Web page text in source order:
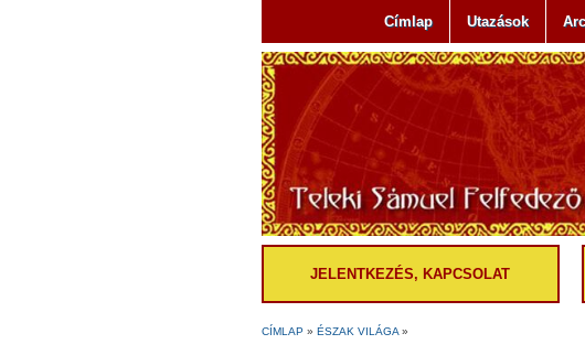
Címlap Utazások
JELENTKEZÉS, KAPCSOLAT
CÍMLAP » ÉSZAK VILÁGA »